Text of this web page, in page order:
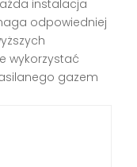
instalacja
odpowiedniej
wykorzystać
gazem